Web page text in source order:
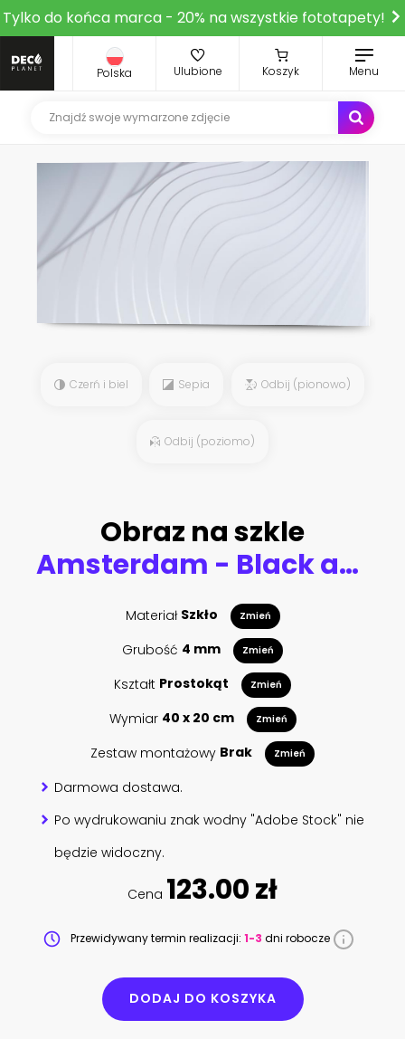
Tylko do końca marca - 20% na wszystkie fototapety!
Polska Ulubione Koszyk Menu
Czerń i biel Sepia Odbij (pionowo)
Odbij (poziomo)
Obraz na szkle
Amsterdam - Black and white photo with colored bicycles
Materiał Szkło Zmień
Grubość 4 mm Zmień
Kształt Prostokąt Zmień
Wymiar 40 x 20 cm Zmień
Zestaw montażowy Brak Zmień
Darmowa dostawa.
Po wydrukowaniu znak wodny "Adobe Stock" nie
będzie widoczny.
Cena 123.00 zł
Przewidywany termin realizacji: 1-3 dni robocze
DODAJ DO KOSZYKA